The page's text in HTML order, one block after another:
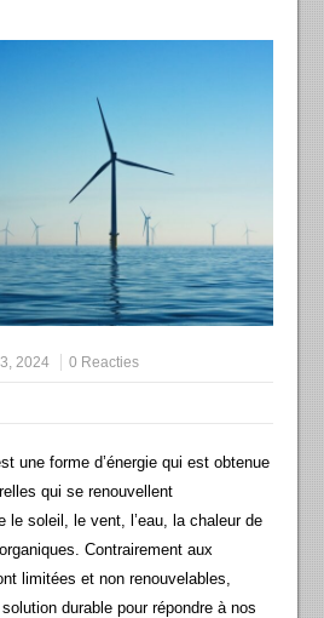
2024 0 Reacties
une forme d’énergie qui est obtenue
qui se renouvellent
le soleil, le vent, l’eau, la chaleur de
Contrairement aux
limitées et non renouvelables,
durable pour répondre à nos